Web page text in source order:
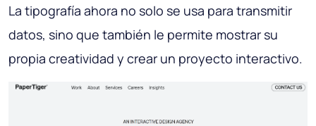
La tipografía ahora no solo se usa para transmitir
datos, sino que también le permite mostrar su
propia creatividad y crear un proyecto interactivo.